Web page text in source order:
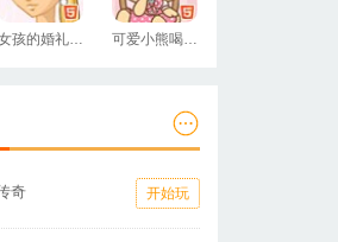
女孩的婚礼装扮 可爱小熊喝下午茶
奇 开始玩